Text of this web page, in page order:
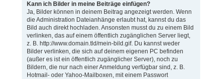
Kann ich Bilder in meine Beiträge einfügen?
Ja, Bilder können in deinem Beitrag angezeigt werden. Wenn
die Administration Dateianhänge erlaubt hat, kannst du das
Bild auch direkt hochladen. Ansonsten musst du zu einem Bild
verlinken, das auf einem öffentlich zugänglichen Server liegt,
z. B. http://www.domain.tld/mein-bild.gif. Du kannst weder
Bilder verlinken, die sich auf deinem eigenen PC befinden
(außer es ist ein öffentlich zugänglicher Server), noch zu
Bildern, die nur nach einer Anmeldung verfügbar sind, z. B.
Hotmail- oder Yahoo-Mailboxen, mit einem Passwort